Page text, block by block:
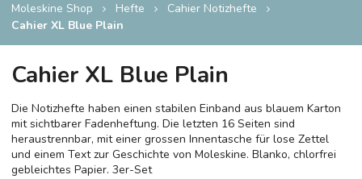
Moleskine Shop Hefte
Cahier Notizhefte
Cahier XL Blue Plain
Cahier XL Blue Plain
Die Notizhefte haben einen stabilen Einband aus blauem Karton
mit sichtbarer Fadenheftung. Die letzten 16 Seiten sind
heraustrennbar, mit einer grossen Innentasche für lose Zettel
und einem Text zur Geschichte von Moleskine. Blanko, chlorfrei
gebleichtes Papier. 3er-Set